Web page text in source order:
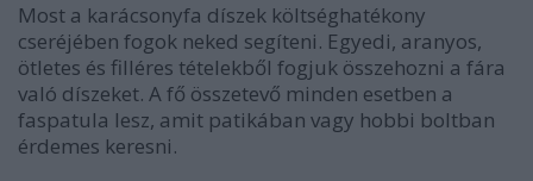
Most a karácsonyfa díszek költséghatékony
cseréjében fogok neked segíteni. Egyedi, aranyos,
ötletes és filléres tételekből fogjuk összehozni a fára
való díszeket. A fő összetevő minden esetben a
faspatula lesz, amit patikában vagy hobbi boltban
érdemes keresni.